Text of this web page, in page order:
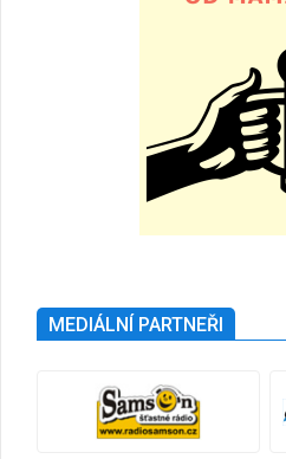
MEDIÁLNÍ PARTNEŘI